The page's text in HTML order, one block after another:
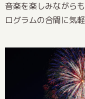
音楽を楽しみながら
ログラムの合間に気